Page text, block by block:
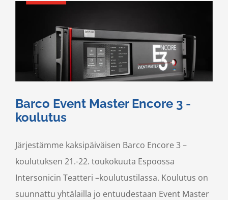
Barco Event Master Encore 3 -
koulutus
Järjestämme kaksipäiväisen Barco Encore 3 –
koulutuksen 21.-22. toukokuuta Espoossa
Intersonicin Teatteri –koulutustilassa. Koulutus on
suunnattu yhtälailla jo entuudestaan Event Master